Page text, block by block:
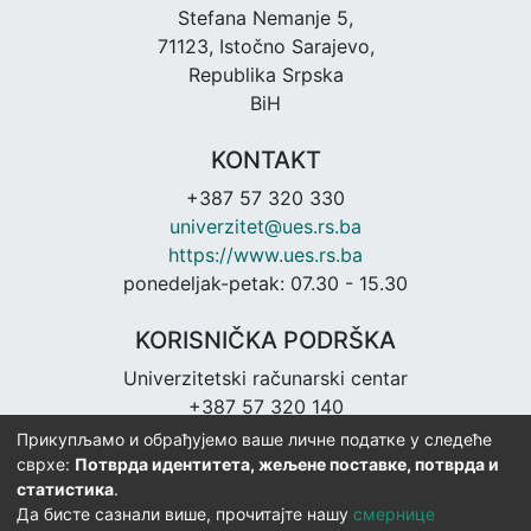
Stefana Nemanje 5,
71123, Istočno Sarajevo,
Republika Srpska
BiH
KONTAKT
+387 57 320 330
univerzitet@ues.rs.ba
https://www.ues.rs.ba
ponedeljak-petak: 07.30 - 15.30
KORISNIČKA PODRŠKA
Univerzitetski računarski centar
+387 57 320 140
urc@ues.rs.ba
https://urc.ues.rs.ba
Прикупљамо и обрађујемо ваше личне податке у следеће
сврхе: Потврда идентитета, жељене поставке, потврда и
статистика.
Да бисте сазнали више, прочитајте нашу смернице